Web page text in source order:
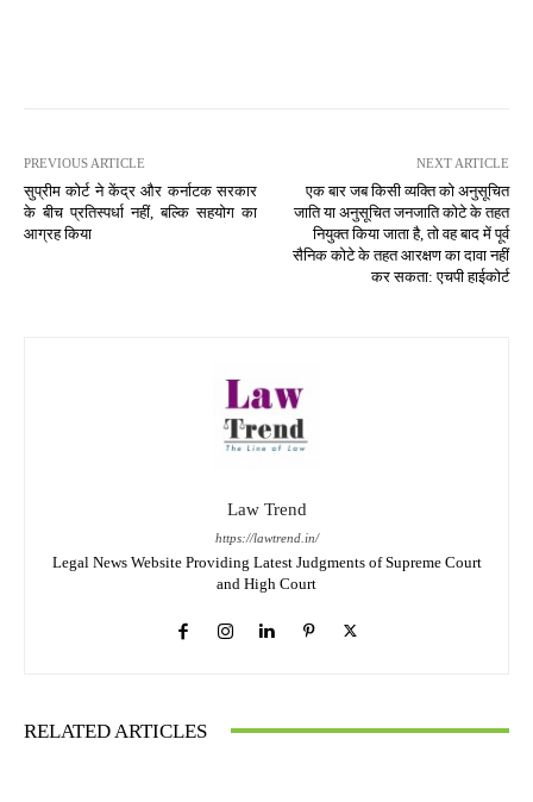
PREVIOUS ARTICLE
सुप्रीम कोर्ट ने केंद्र और कर्नाटक सरकार
के बीच प्रतिस्पर्धा नहीं, बल्कि सहयोग का
आग्रह किया
NEXT ARTICLE
एक बार जब किसी व्यक्ति को अनुसूचित
जाति या अनुसूचित जनजाति कोटे के तहत
नियुक्त किया जाता है, तो वह बाद में पूर्व
सैनिक कोटे के तहत आरक्षण का दावा नहीं
कर सकता: एचपी हाईकोर्ट
Law Trend
https://lawtrend.in/
Legal News Website Providing Latest Judgments of Supreme Court
and High Court
RELATED ARTICLES